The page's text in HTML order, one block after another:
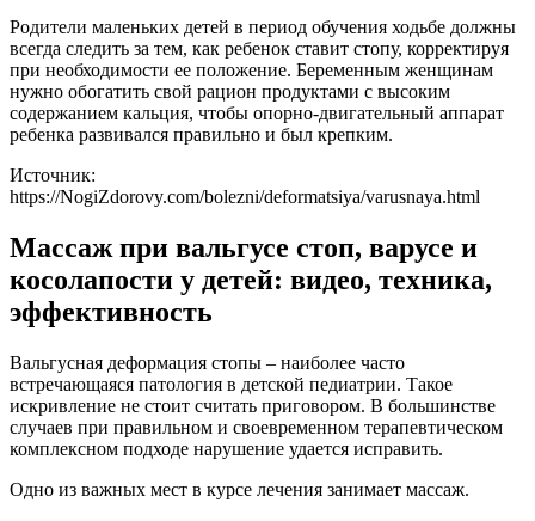
Родители маленьких детей в период обучения ходьбе должны
всегда следить за тем, как ребенок ставит стопу, корректируя
при необходимости ее положение. Беременным женщинам
нужно обогатить свой рацион продуктами с высоким
содержанием кальция, чтобы опорно-двигательный аппарат
ребенка развивался правильно и был крепким.
Источник:
https://NogiZdorovy.com/bolezni/deformatsiya/varusnaya.html
Массаж при вальгусе стоп, варусе и
косолапости у детей: видео, техника,
эффективность
Вальгусная деформация стопы – наиболее часто
встречающаяся патология в детской педиатрии. Такое
искривление не стоит считать приговором. В большинстве
случаев при правильном и своевременном терапевтическом
комплексном подходе нарушение удается исправить.
Одно из важных мест в курсе лечения занимает массаж.